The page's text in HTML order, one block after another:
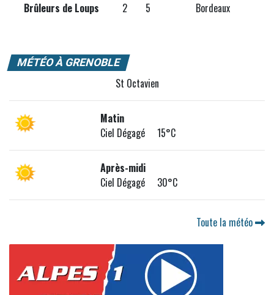
Brûleurs de Loups 2 5 Bordeaux
MÉTÉO À GRENOBLE
St Octavien
Matin
Ciel Dégagé 15°C
Après-midi
Ciel Dégagé 30°C
Toute la météo